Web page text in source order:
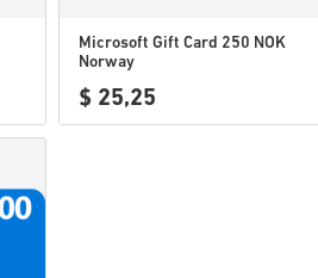
Microsoft Gift Card 250 NOK
Norway
$ 25,25